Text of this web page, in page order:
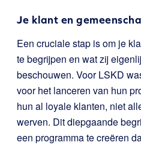
Je klant en
Een cruciale stap is om je
te begrijpen en wat zij
beschouwen. Voor LSKD
voor het lanceren van hun
hun al loyale klanten, niet
werven. Dit diepgaande
een programma te creëren